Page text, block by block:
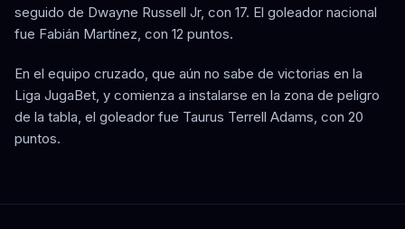
seguido de Dwayne Russell Jr, con 17. El goleador nacional
fue Fabián Martínez, con 12 puntos.
En el equipo cruzado, que aún no sabe de victorias en la
Liga JugaBet, y comienza a instalarse en la zona de peligro
de la tabla, el goleador fue Taurus Terrell Adams, con 20
puntos.